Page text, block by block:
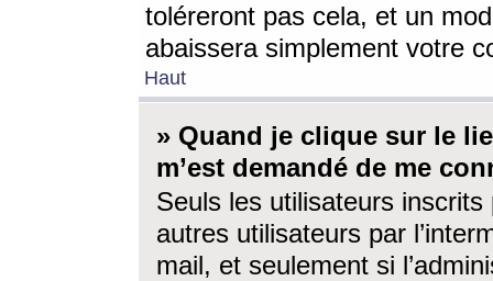
toléreront pas cela, et un
abaissera simplement votre
Haut
» Quand je clique sur le
m’est demandé de me
Seuls les utilisateurs
autres utilisateurs par
mail, et seulement si